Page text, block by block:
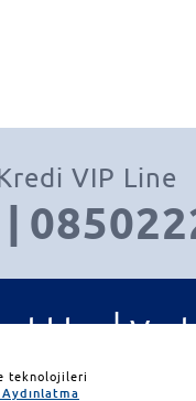
VIP Line
|
|
| İletişim
teknolojileri